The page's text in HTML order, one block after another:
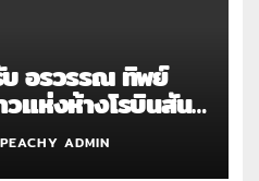
อรวรรณ ทิพย์
แห่งห้างโรบินสัน
ใหญ่แห่งปี
JEANS WEEK”
ADMIN